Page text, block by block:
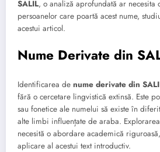
SALIL, o analiză aprofundată ar necesita
persoanelor care poartă acest nume,
acestui articol.
Nume Derivate din
Identificarea de nume derivate din
fără o cercetare lingvistică extinsă. Este
sau fonetice ale numelui să existe în
alte limbi influențate de araba.
necesită o abordare academică
aplicare al acestui text introductiv.